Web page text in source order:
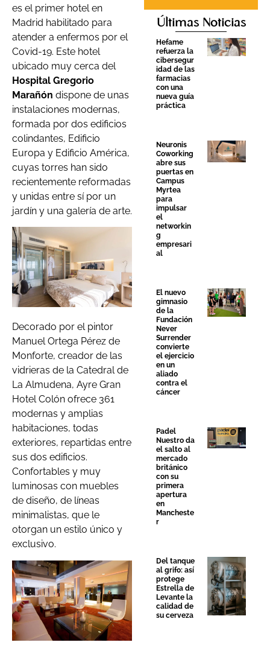
es el primer hotel en
Madrid habilitado para
atender a enfermos por el
Covid-19. Este hotel
ubicado muy cerca del
Hospital Gregorio
Marañón dispone de unas
instalaciones modernas,
formada por dos edificios
colindantes, Edificio
Europa y Edificio América,
cuyas torres han sido
recientemente reformadas
y unidas entre sí por un
jardín y una galería de arte.
Decorado por el pintor
Manuel Ortega Pérez de
Monforte, creador de las
vidrieras de la Catedral de
La Almudena, Ayre Gran
Hotel Colón ofrece 361
modernas y amplias
habitaciones, todas
exteriores, repartidas entre
sus dos edificios.
Confortables y muy
luminosas con muebles
de diseño, de líneas
minimalistas, que le
otorgan un estilo único y
exclusivo.
Últimas Noticias
Hefame
refuerza la
cibersegur
idad de las
farmacias
con una
nueva guía
práctica
Neuronis
Coworking
abre sus
puertas en
Campus
Myrtea
para
impulsar
el
networkin
g
empresari
al
El nuevo
gimnasio
de la
Fundación
Never
Surrender
convierte
el ejercicio
en un
aliado
contra el
cáncer
Padel
Nuestro da
el salto al
mercado
británico
con su
primera
apertura
en
Mancheste
r
Del tanque
al grifo: así
protege
Estrella de
Levante la
calidad de
su cerveza